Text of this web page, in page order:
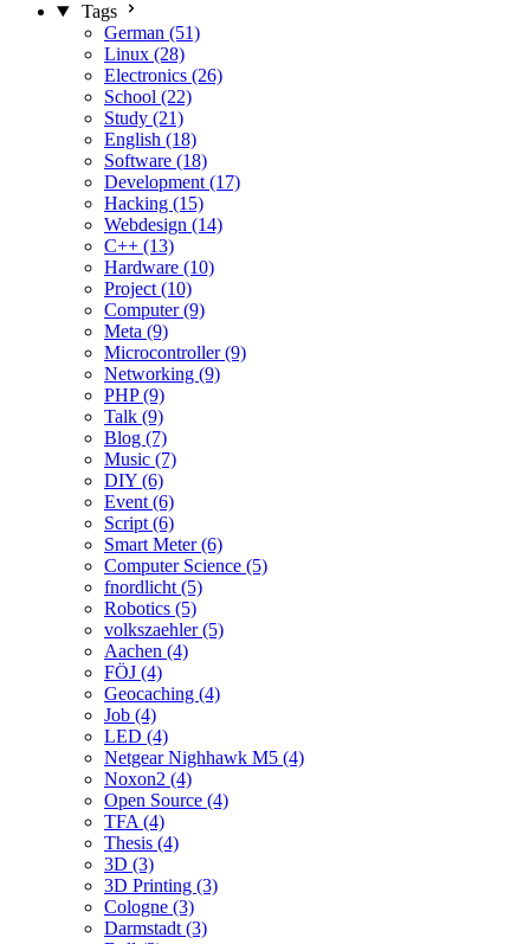
Tags
German (51)
Linux (28)
Electronics (26)
School (22)
Study (21)
English (18)
Software (18)
Development (17)
Hacking (15)
Webdesign (14)
C++ (13)
Hardware (10)
Project (10)
Computer (9)
Meta (9)
Microcontroller (9)
Networking (9)
PHP (9)
Talk (9)
Blog (7)
Music (7)
DIY (6)
Event (6)
Script (6)
Smart Meter (6)
Computer Science (5)
fnordlicht (5)
Robotics (5)
volkszaehler (5)
Aachen (4)
FÖJ (4)
Geocaching (4)
Job (4)
LED (4)
Netgear Nighhawk M5 (4)
Noxon2 (4)
Open Source (4)
TFA (4)
Thesis (4)
3D (3)
3D Printing (3)
Cologne (3)
Darmstadt (3)